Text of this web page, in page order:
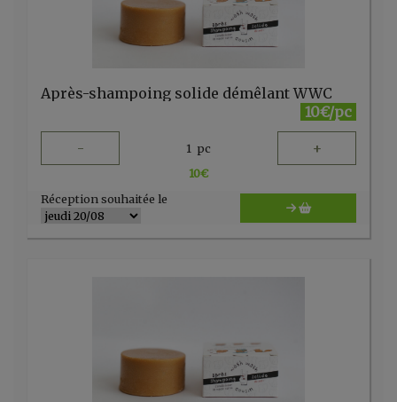
Après-shampoing solide démêlant WWC
10€/pc
- 1 pc +
10€
Réception souhaitée le